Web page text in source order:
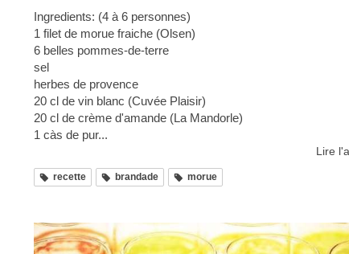
Ingredients: (4 à 6 personnes)
1 filet de morue fraiche (Olsen)
6 belles pommes-de-terre
sel
herbes de provence
20 cl de vin blanc (Cuvée Plaisir)
20 cl de crème d'amande (La Mandorle)
1 càs de pur...
Lire
recette brandade morue